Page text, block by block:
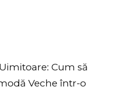
Cum să
Veche într-o